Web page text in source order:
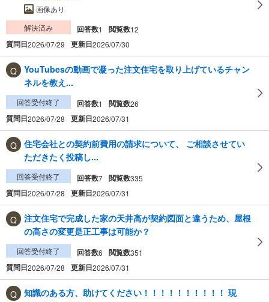
画像あり
解決済み
回答数1 閲覧数12
質問日2026/07/29 更新日2026/07/30
YouTubesの動画で凝った注文住宅を取り上げているチャン
ネルを教え...
回答受付終了 回答数1 閲覧数26
質問日2026/07/28 更新日2026/07/31
住宅会社との契約前費用の請求について、 ご相談させてい
ただきたく投稿し...
回答受付終了 回答数7 閲覧数335
質問日2026/07/28 更新日2026/07/31
注文住宅で完成した家の天井高が契約図面と違うため、屋根
の高さの変更是正工事は可能か？
回答受付終了 回答数6 閲覧数351
質問日2026/07/28 更新日2026/07/31
知識のある方、助けてください！！！！！！！！！！ 現